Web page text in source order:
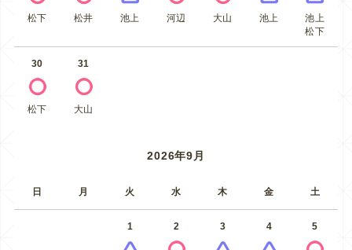
松下 松井 池上 河辺 大山 池上
池上
松下
30
松下
31
大山
2026年9月
日 月 火 水 木 金 土
1 2 3 4 5